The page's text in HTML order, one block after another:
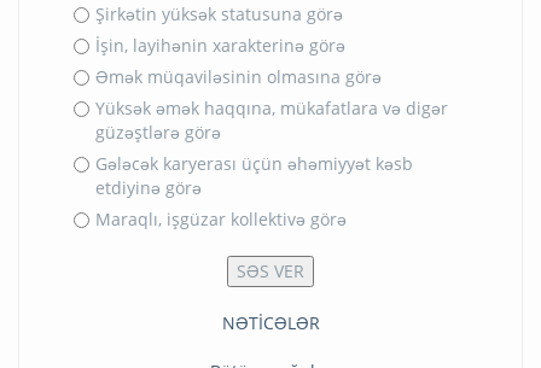
Şirkətin yüksək statusuna görə
İşin, layihənin xarakterinə görə
Əmək müqaviləsinin olmasına görə
Yüksək əmək haqqına, mükafatlara və digər
güzəştlərə görə
Gələcək karyerası üçün əhəmiyyət kəsb
etdiyinə görə
Maraqlı, işgüzar kollektivə görə
NƏTİCƏLƏR